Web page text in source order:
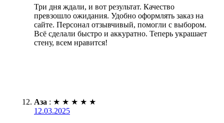
Три дня ждали, и вот результат. Качество
превзошло ожидания. Удобно оформлять заказ на
сайте. Персонал отзывчивый, помогли с выбором.
Всё сделали быстро и аккуратно. Теперь украшает
стену, всем нравится!
Аза : ★ ★ ★ ★ ★
12.03.2025